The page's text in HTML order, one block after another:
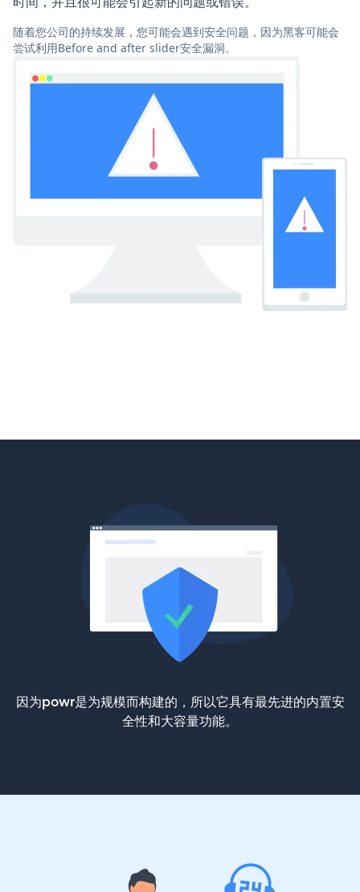
随着您公司的持续发展，您可能会遇到安全问题，因为黑客可能会
尝试利用Before and after slider安全漏洞。
因为powr是为规模而构建的，所以它具有最先进的内置安
全性和大容量功能。